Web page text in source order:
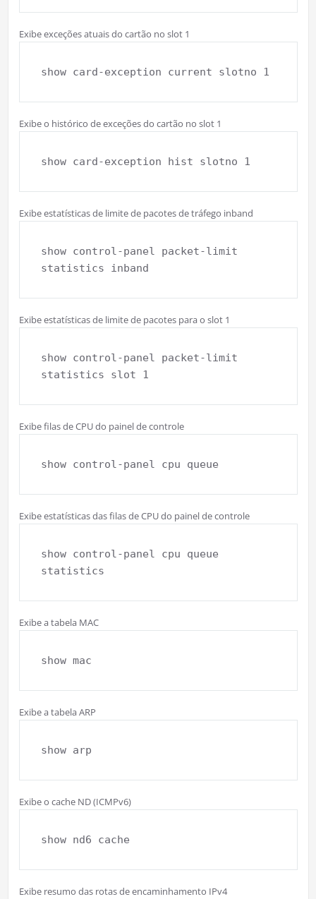
Exibe exceções atuais do cartão no slot 1
show card-exception current slotno 1
Exibe o histórico de exceções do cartão no slot 1
show card-exception hist slotno 1
Exibe estatísticas de limite de pacotes de tráfego inband
show control-panel packet-limit
statistics inband
Exibe estatísticas de limite de pacotes para o slot 1
show control-panel packet-limit
statistics slot 1
Exibe filas de CPU do painel de controle
show control-panel cpu queue
Exibe estatísticas das filas de CPU do painel de controle
show control-panel cpu queue
statistics
Exibe a tabela MAC
show mac
Exibe a tabela ARP
show arp
Exibe o cache ND (ICMPv6)
show nd6 cache
Exibe resumo das rotas de encaminhamento IPv4